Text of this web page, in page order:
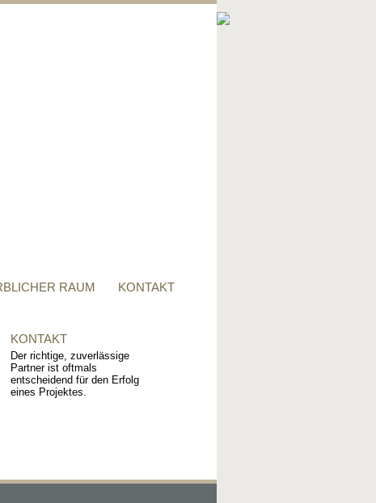
RAUM KONTAKT
KONTAKT
Der richtige, zuverlässige
Partner ist oftmals
entscheidend für den Erfolg
eines Projektes.